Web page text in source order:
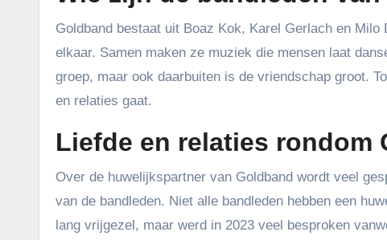
Goldband bestaat uit Boaz Kok, Karel Gerlach en
elkaar. Samen maken ze muziek die mensen laat
groep, maar ook daarbuiten is de vriendschap groot.
en relaties gaat.
Liefde en relaties rondom
Over de huwelijkspartner van Goldband wordt veel
van de bandleden. Niet alle bandleden hebben een
lang vrijgezel, maar werd in 2023 veel besproken